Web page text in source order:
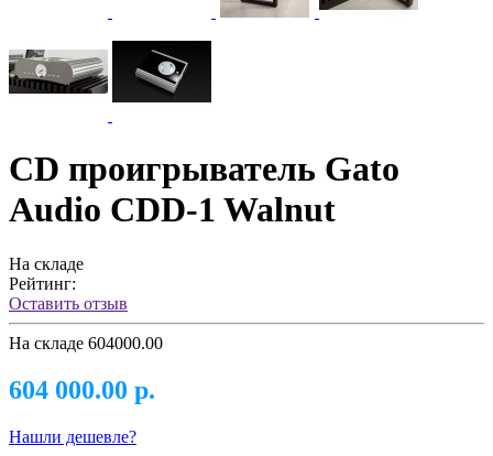
CD проигрыватель Gato
Audio CDD-1 Walnut
На складе
Рейтинг:
Оставить отзыв
На складе 604000.00
604 000.00 р.
Нашли дешевле?